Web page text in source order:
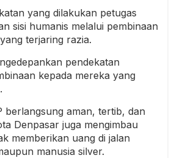
yang dilakukan petugas
sisi humanis melalui pembinaan
terjaring razia.
pendekatan
kepada mereka yang
berlangsung aman, tertib, dan
Denpasar juga mengimbau
memberikan uang di jalan
manusia silver.